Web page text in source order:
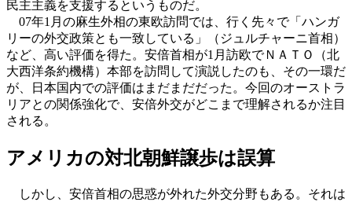
民主主義を支援するというものだ。
07年1月の麻生外相の東欧訪問では、行く先々で「ハンガ
リーの外交政策とも一致している」（ジュルチャーニ首相）
など、高い評価を得た。安倍首相が1月訪欧でＮＡＴＯ（北
大西洋条約機構）本部を訪問して演説したのも、その一環だ
が、日本国内での評価はまだまだだった。今回のオーストラ
リアとの関係強化で、安倍外交がどこまで理解されるか注目
される。
アメリカの対北朝鮮譲歩は誤算
しかし、安倍首相の思惑が外れた外交分野もある。それは